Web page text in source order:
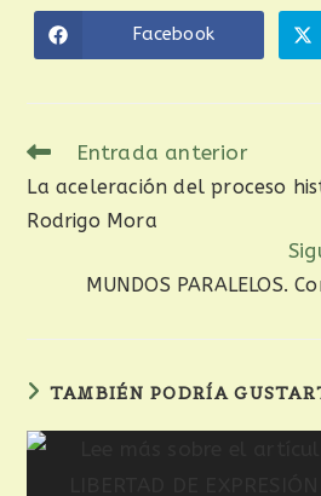
Facebook
Entrada anterior
La aceleración del proceso
Rodrigo Mora
MUNDOS PARALELOS.
TAMBIÉN PODRÍA